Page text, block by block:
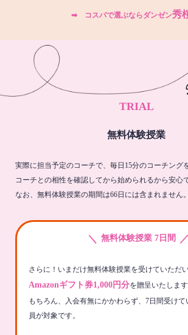
➡︎ コスパで選ぶならダンゼン秀
TRIAL
無料体験授業
実際に担当予定のコーチで、毎日15分のコーチング
コーチとの相性を確認してから始められるから安心
なお、無料体験授業の期間は66日には含まれません。
＼ 無料体験授業 7日間 ／
さらに！いまだけ無料体験授業を受けていただ
Amazonギフト券1,000円分を贈呈いたします
もちろん、入会有無にかかわらず、7日間受け
員が対象です。